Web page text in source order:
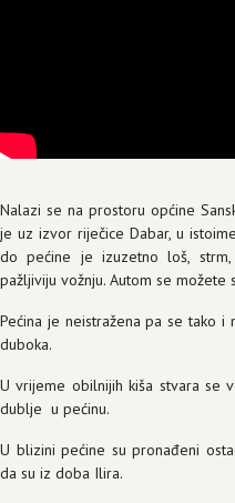
Nalazi se na prostoru općine
je uz izvor riječice Dabar, u
do pećine je izuzetno loš, strm,
pažljiviju vožnju. Autom se
Pećina je neistražena pa se tako
duboka.
U vrijeme obilnijih kiša stvara se
dublje u pećinu.
U blizini pećine su pronađeni
da su iz doba Ilira.